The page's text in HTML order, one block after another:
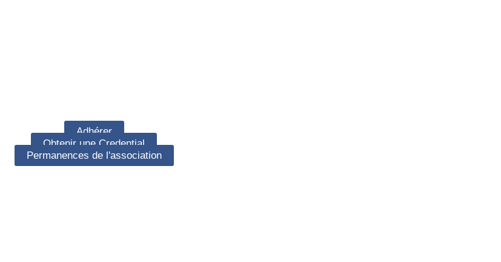
Adhérer
Obtenir une Credential
Permanences de l'association